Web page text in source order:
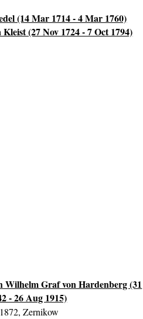
(14 Mar 1714 - 4 Mar 1760)
(27 Nov 1724 - 7 Oct 1794)
Wilhelm Graf von Hardenberg (31
- 26 Aug 1915)
Zernikow